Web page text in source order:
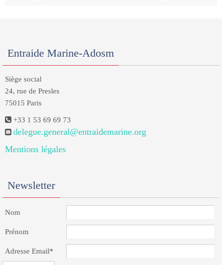
Entraide Marine-Adosm
Siège social
24, rue de Presles
75015 Paris
+33 1 53 69 69 73
delegue.general@entraidemarine.org
Mentions légales
Newsletter
Nom
Prénom
Adresse Email*